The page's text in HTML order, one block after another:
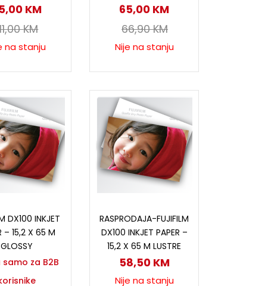
KM
KM
na stanju
65,00 KM
66,90KM
Nije na stanju
DX100 INKJET
– 15,2 X 65 M
GLOSSY
samo za B2B
RASPRODAJA-FUJIFILM
DX100 INKJET PAPER –
15,2 X 65 M LUSTRE
58,50 KM
Nije na stanju